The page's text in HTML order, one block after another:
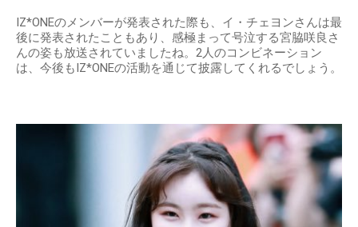
IZ*ONEのメンバーが発表された際も、イ・チェヨンさんは最
後に発表されたこともあり、感極まって号泣する宮脇咲良さ
んの姿も放送されていましたね。2人のコンビネーション
は、今後もIZ*ONEの活動を通じて披露してくれるでしょう。